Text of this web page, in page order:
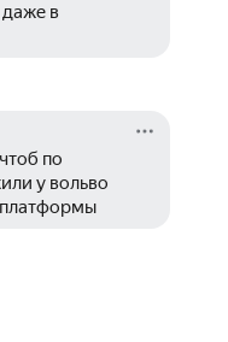
в
по
у вольво
платформы